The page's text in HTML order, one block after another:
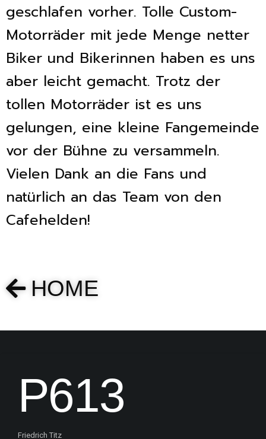
geschlafen vorher. Tolle Custom-
Motorräder mit jede Menge netter
Biker und Bikerinnen haben es uns
aber leicht gemacht. Trotz der
tollen Motorräder ist es uns
gelungen, eine kleine Fangemeinde
vor der Bühne zu versammeln.
Vielen Dank an die Fans und
natürlich an das Team von den
Cafehelden!
HOME
P613
Friedrich Titz